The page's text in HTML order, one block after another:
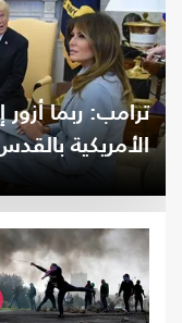
ترامب: ربما أزور
الأمريكية